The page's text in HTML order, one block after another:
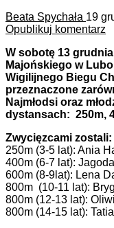
Beata Spychała 19
Opublikuj komentarz
W sobotę 13
Majońskiego w
Wigilijnego Biegu
przeznaczone
Najmłodsi oraz
dystansach: 250m,
Zwycięzcami zostali:
250m (3-5 lat): Ania
400m (6-7 lat):
600m (8-9lat): Lena
800m (10-11 lat):
800m (12-13 lat):
800m (14-15 lat):